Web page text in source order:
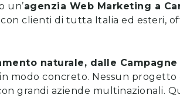
un’agenzia Web Marketing a
con clienti di tutta Italia ed esteri,
naturale, dalle
modo concreto. Nessun
grandi aziende multinazionali.